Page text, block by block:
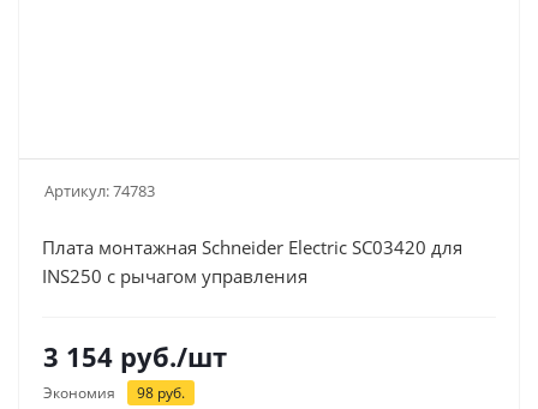
Артикул:74783
Плата монтажная Schneider Electric SC03420 для
INS250 с рычагом управления
3 154 руб./шт
Экономия 98 руб.